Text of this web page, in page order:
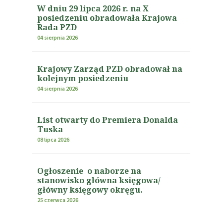
W dniu 29 lipca 2026 r. na X
posiedzeniu obradowała Krajowa
Rada PZD
04 sierpnia 2026
Krajowy Zarząd PZD obradował na
kolejnym posiedzeniu
04 sierpnia 2026
List otwarty do Premiera Donalda
Tuska
08 lipca 2026
Ogłoszenie o naborze na
stanowisko główna księgowa/
główny księgowy okręgu.
25 czerwca 2026